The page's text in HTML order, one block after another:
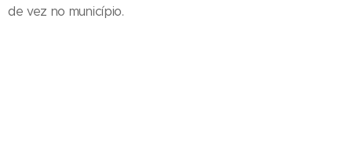
de vez no município.